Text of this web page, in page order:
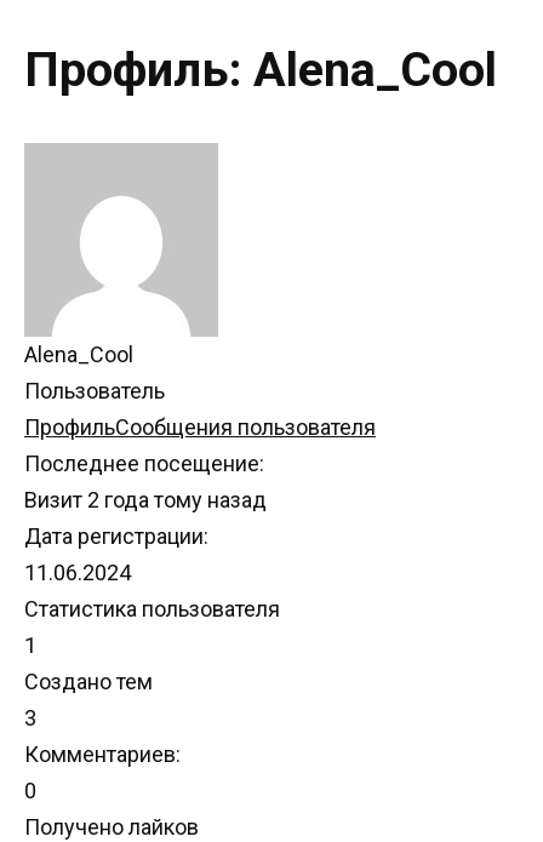
Профиль: Alena_Cool
Alena_Cool
Пользователь
ПрофильСообщения пользователя
Последнее посещение:
Визит 2 года тому назад
Дата регистрации:
11.06.2024
Статистика пользователя
1
Создано тем
3
Комментариев:
0
Получено лайков